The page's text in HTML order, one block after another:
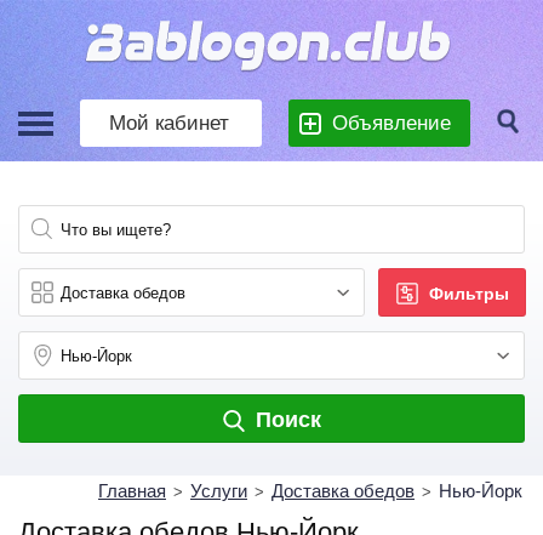
Мой кабинет Объявление
Главная > Услуги > Доставка обедов > Нью-Йорк
Фильтры
Поиск